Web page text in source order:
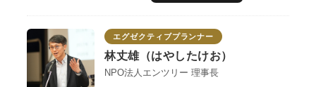
エグゼクティブプランナー
林丈雄（はやしたけお）
NPO法人エンツリー 理事長